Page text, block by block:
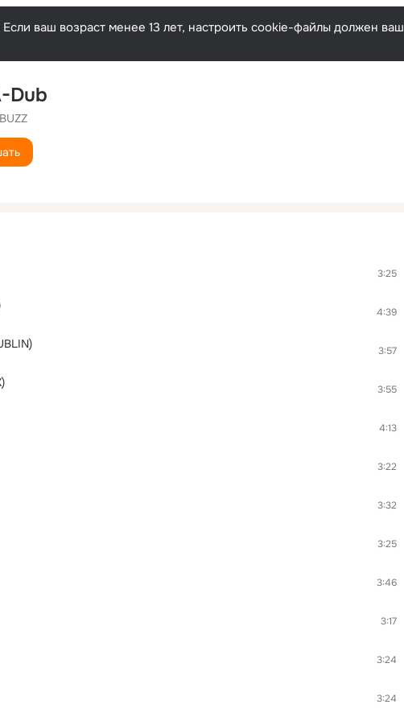
ваш возраст менее 13 лет, настроить cookie-файлы должен ваш
Dub
3:25
4:39
3:57
3:55
4:13
3:22
3:32
3:25
3:46
3:17
3:24
3:24